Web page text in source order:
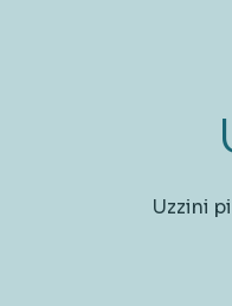
Uzzini